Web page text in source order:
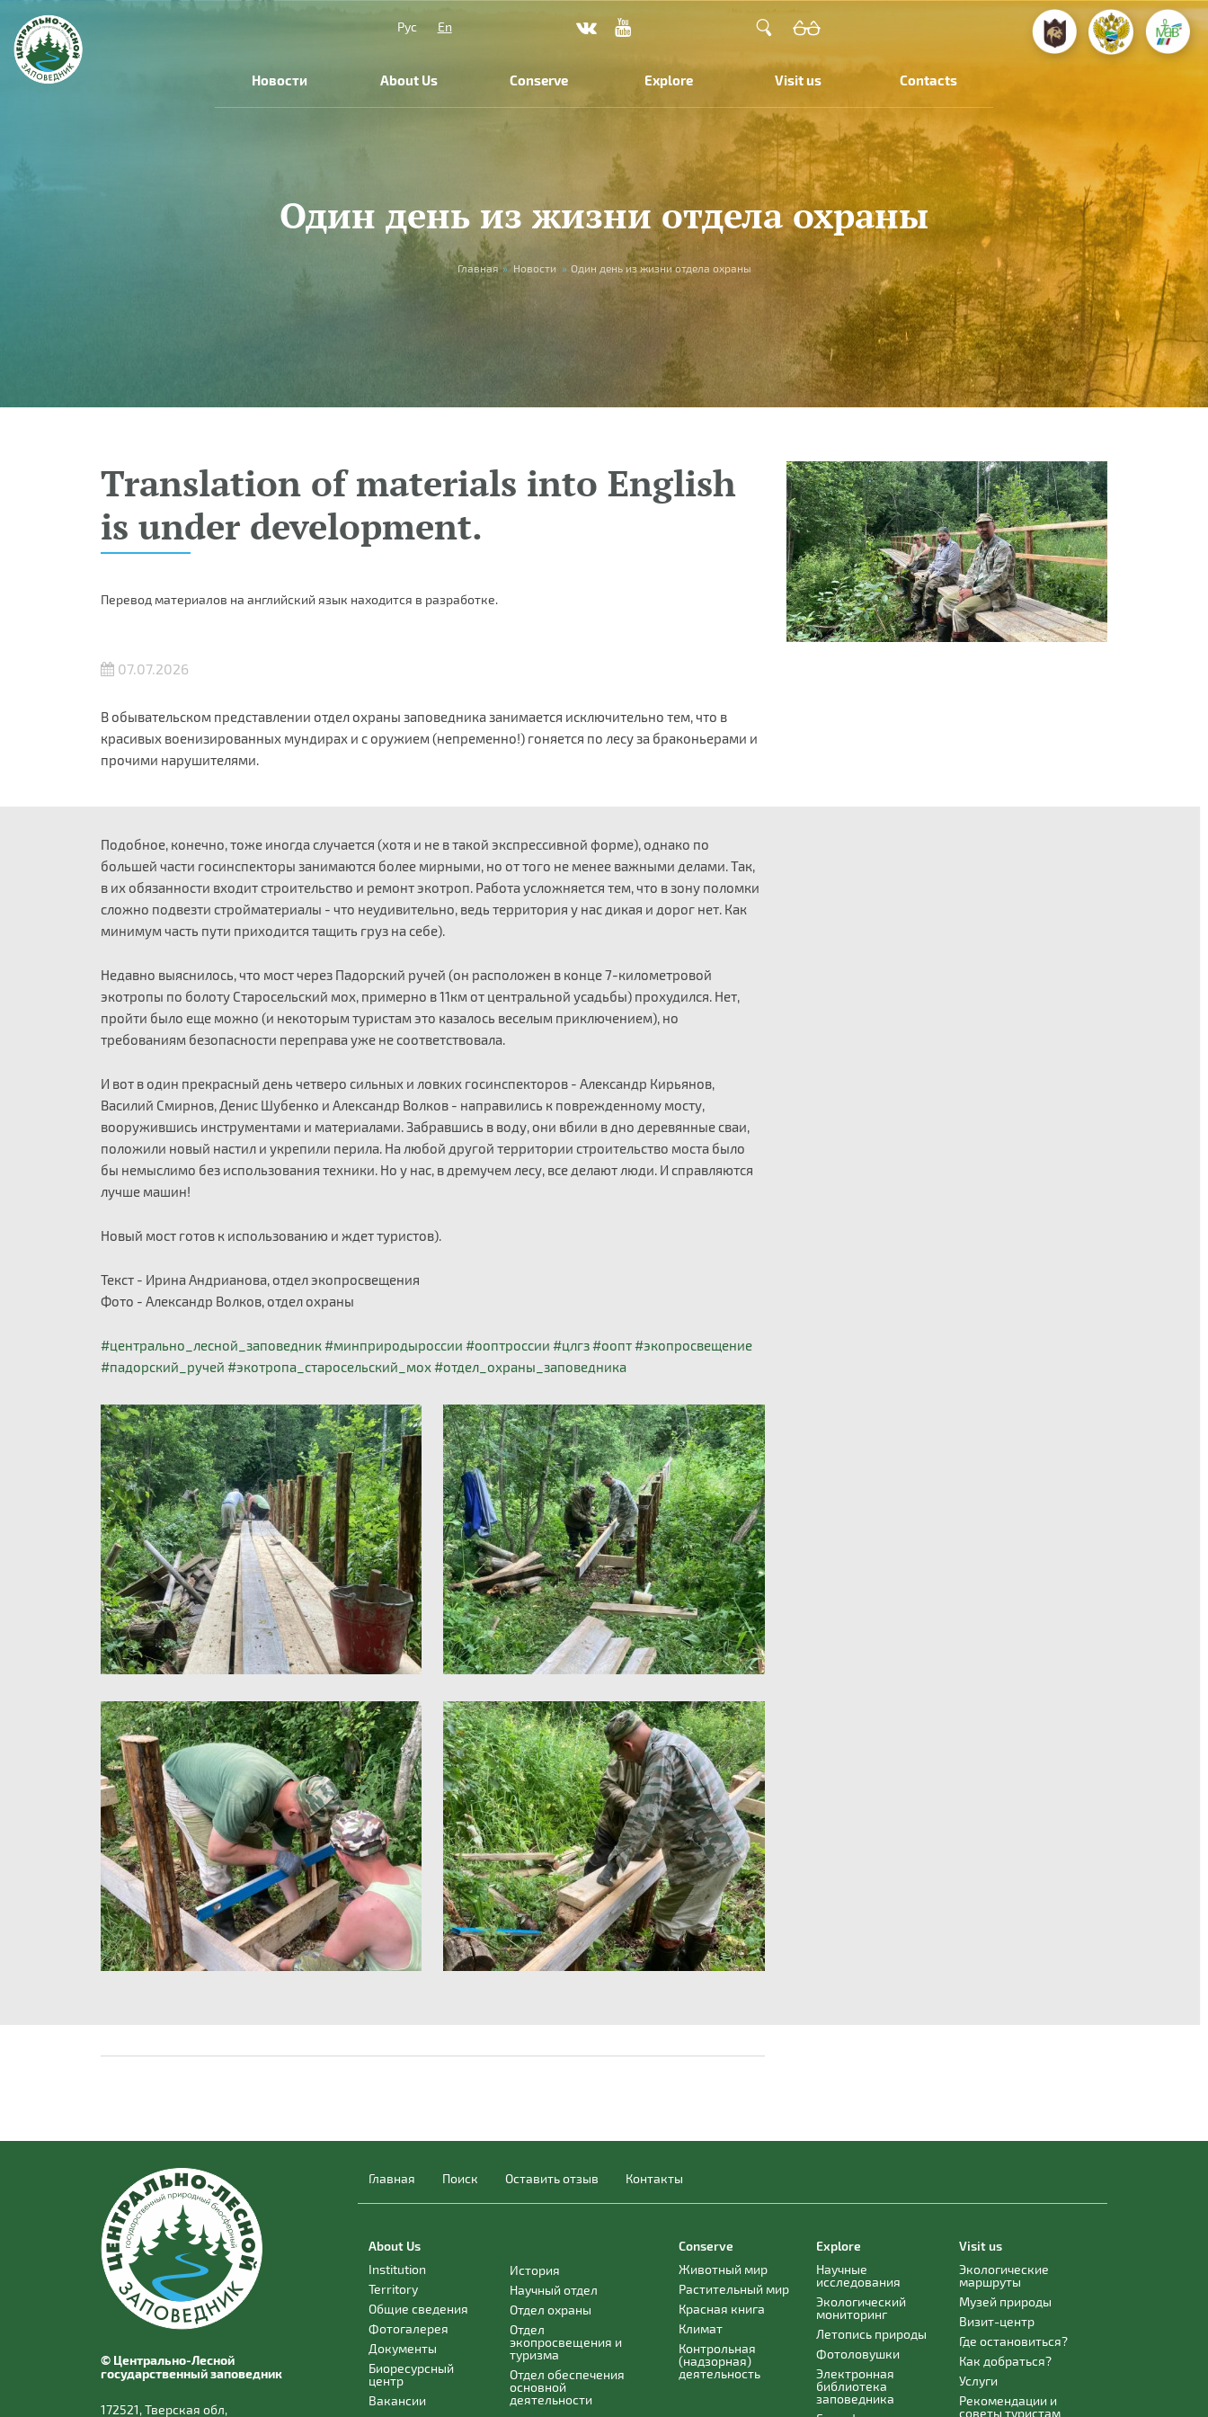
Рус
En
Новости About Us Conserve Explore Visit us Contacts
Один день из жизни отдела охраны
Главная » Новости » Один день из жизни отдела охраны
Translation of materials into English
is under development.
Перевод материалов на английский язык находится в разработке.
07.07.2026
В обывательском представлении отдел охраны заповедника занимается исключительно тем, что в
красивых военизированных мундирах и с оружием (непременно!) гоняется по лесу за браконьерами и
прочими нарушителями.
Подобное, конечно, тоже иногда случается (хотя и не в такой экспрессивной форме), однако по
большей части госинспекторы занимаются более мирными, но от того не менее важными делами. Так,
в их обязанности входит строительство и ремонт экотроп. Работа усложняется тем, что в зону поломки
сложно подвезти стройматериалы - что неудивительно, ведь территория у нас дикая и дорог нет. Как
минимум часть пути приходится тащить груз на себе).
Недавно выяснилось, что мост через Падорский ручей (он расположен в конце 7-километровой
экотропы по болоту Старосельский мох, примерно в 11км от центральной усадьбы) прохудился. Нет,
пройти было еще можно (и некоторым туристам это казалось веселым приключением), но
требованиям безопасности переправа уже не соответствовала.
И вот в один прекрасный день четверо сильных и ловких госинспекторов - Александр Кирьянов,
Василий Смирнов, Денис Шубенко и Александр Волков - направились к поврежденному мосту,
вооружившись инструментами и материалами. Забравшись в воду, они вбили в дно деревянные сваи,
положили новый настил и укрепили перила. На любой другой территории строительство моста было
бы немыслимо без использования техники. Но у нас, в дремучем лесу, все делают люди. И справляются
лучше машин!
Новый мост готов к использованию и ждет туристов).
Текст - Ирина Андрианова, отдел экопросвещения
Фото - Александр Волков, отдел охраны
#центрально_лесной_заповедник#минприродыроссии #ооптроссии #цлгз#оопт#экопросвещение
#падорский_ручей #экотропа_старосельский_мох#отдел_охраны_заповедника
© Центрально-Лесной
государственный заповедник
172521, Тверская обл,
Главная Поиск Оставить отзыв Контакты
About Us
Institution
Territory
Общие сведения
Фотогалерея
Документы
Биоресурсный
центр
Вакансии
История
Научный отдел
Отдел охраны
Отдел
экопросвещения и
туризма
Отдел обеспечения
основной
деятельности
Conserve
Животный мир
Растительный мир
Красная книга
Климат
Контрольная
(надзорная)
деятельность
Explore
Научные
исследования
Экологический
мониторинг
Летопись природы
Фотоловушки
Электронная
библиотека
заповедника
Visit us
Экологические
маршруты
Музей природы
Визит-центр
Где остановиться?
Как добраться?
Услуги
Рекомендации и
советы туристам